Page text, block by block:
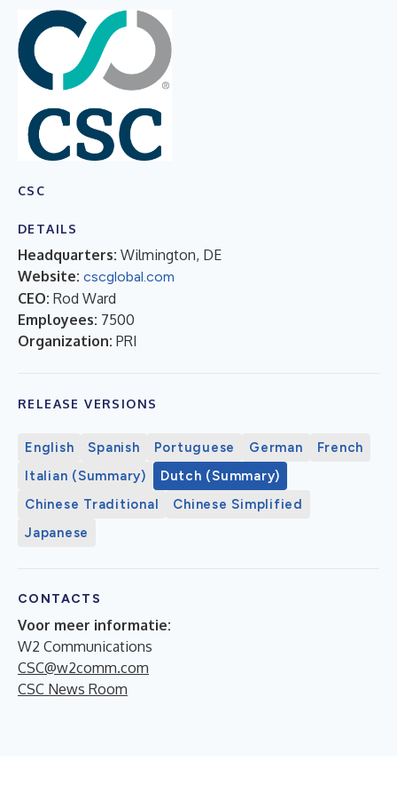
CSC
DETAILS
Headquarters: Wilmington, DE
Website: cscglobal.com
CEO: Rod Ward
Employees: 7500
Organization: PRI
RELEASE VERSIONS
English Spanish Portuguese German
French
Italian (Summary)
Dutch (Summary)
Chinese Traditional
Chinese Simplified
Japanese
CONTACTS
Voor meer informatie:
W2 Communications
CSC@w2comm.com
CSC News Room